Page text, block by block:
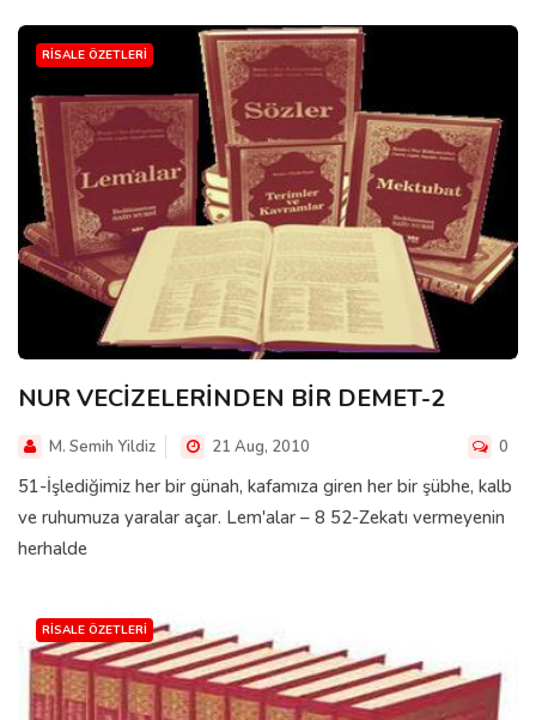
RISALE ÖZETLERI
NUR VECİZELERİNDEN BİR DEMET-2
M. Semih Yildiz 21 Aug, 2010 0
51-İşlediğimiz her bir günah, kafamıza giren her bir şübhe, kalb
ve ruhumuza yaralar açar. Lem'alar – 8 52-Zekatı vermeyenin
herhalde
RISALE ÖZETLERI